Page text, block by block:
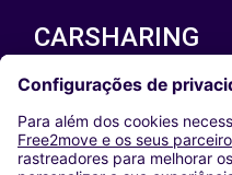
CARSHARING
NOSSAS CIDADES
Washington DC
Milan
Rome